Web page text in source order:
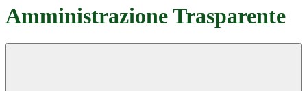
Amministrazione Trasparente